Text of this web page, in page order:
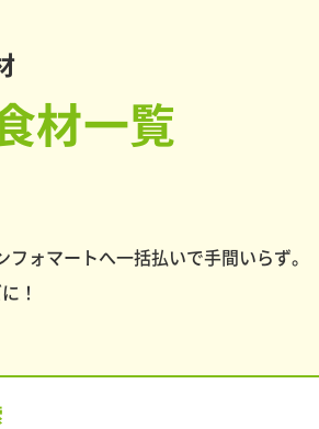
材一覧
ォマートへ一括払いで手間いらず。
！